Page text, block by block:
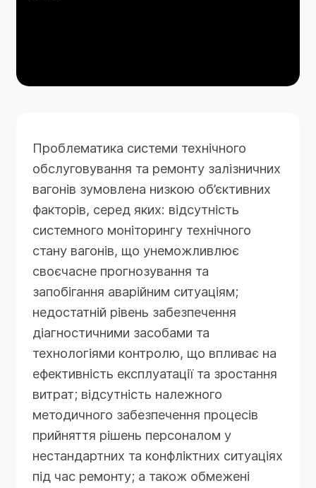
Проблематика системи технічного
обслуговування та ремонту залізничних
вагонів зумовлена низкою об’єктивних
факторів, серед яких: відсутність
системного моніторингу технічного
стану вагонів, що унеможливлює
своєчасне прогнозування та
запобігання аварійним ситуаціям;
недостатній рівень забезпечення
діагностичними засобами та
технологіями контролю, що впливає на
ефективність експлуатації та зростання
витрат; відсутність належного
методичного забезпечення процесів
прийняття рішень персоналом у
нестандартних та конфліктних ситуаціях
під час ремонту; а також обмежені